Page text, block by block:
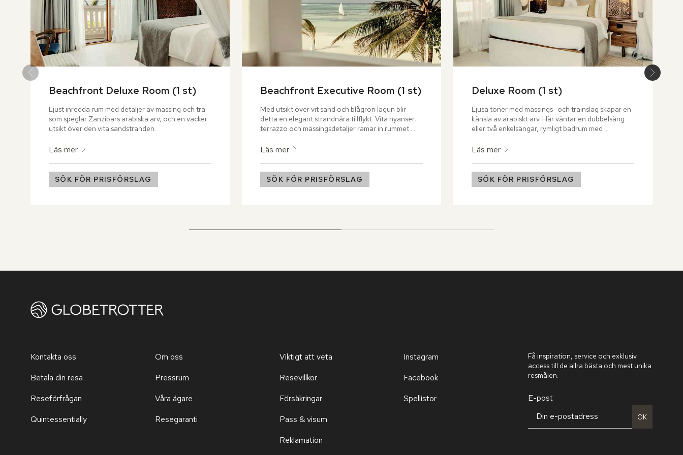
Beachfront Deluxe Room (1 st)
Ljust inredda rum med detaljer av mässing och trä
som speglar Zanzibars arabiska arv, och en vacker
utsikt över den vita sandstranden.
Läs mer
SÖK FÖR PRISFÖRSLAG
Beachfront Executive Room (1 st)
Med utsikt över vit sand och blågrön lagun blir
detta en elegant strandnära tillflykt. Vita nyanser,
terrazzo och mässingsdetaljer ramar in rummet
och en terrass mot havet. Välkommen!
Läs mer
SÖK FÖR PRISFÖRSLAG
Deluxe Room (1 st)
Ljusa toner med mässings- och träinslag skapar en
känsla av arabiskt arv. Här väntar en dubbelsäng
eller två enkelsängar, rymligt badrum med
stilla stunder.
Läs mer
SÖK FÖR PRISFÖRSLAG
Kontakta oss
Betala din resa
Reseförfrågan
Quintessentially
Om oss
Pressrum
Våra ägare
Resegaranti
Viktigt att veta
Resevillkor
Försäkringar
Pass & visum
Reklamation
Instagram
Facebook
Spellistor
Få inspiration, service och exklusiv
access till de allra bästa och mest unika
resmålen.
E-post
OK